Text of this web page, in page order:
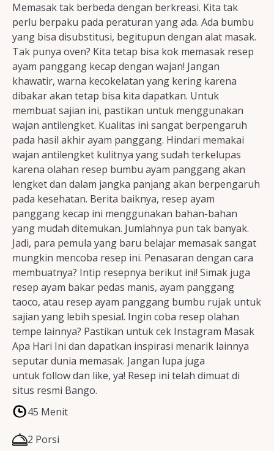
Resep Tempe/Tahu
Resep Sayuran
Semua Resep
Memasak tak berbeda dengan berkreasi. Kita tak
perlu berpaku pada peraturan yang ada. Ada bumbu
yang bisa disubstitusi, begitupun dengan alat masak.
Tak punya oven? Kita tetap bisa kok memasak resep
ayam panggang kecap dengan wajan! Jangan
khawatir, warna kecokelatan yang kering karena
dibakar akan tetap bisa kita dapatkan. Untuk
membuat sajian ini, pastikan untuk menggunakan
wajan antilengket. Kualitas ini sangat berpengaruh
pada hasil akhir ayam panggang. Hindari memakai
wajan antilengket kulitnya yang sudah terkelupas
karena olahan resep bumbu ayam panggang akan
lengket dan dalam jangka panjang akan berpengaruh
pada kesehatan. Berita baiknya, resep ayam
panggang kecap ini menggunakan bahan-bahan
yang mudah ditemukan. Jumlahnya pun tak banyak.
Jadi, para pemula yang baru belajar memasak sangat
mungkin mencoba resep ini. Penasaran dengan cara
membuatnya? Intip resepnya berikut ini! Simak juga
resep ayam bakar pedas manis, ayam panggang
taoco, atau resep ayam panggang bumbu rujak untuk
sajian yang lebih spesial. Ingin coba resep olahan
tempe lainnya? Pastikan untuk cek Instagram Masak
Apa Hari Ini dan dapatkan inspirasi menarik lainnya
seputar dunia memasak. Jangan lupa juga
untuk follow dan like, ya! Resep ini telah dimuat di
situs resmi Bango.
45 Menit
2 Porsi